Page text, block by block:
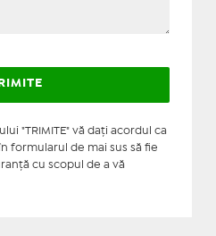
"TRIMITE" vă daţi acordul ca
formularul de mai sus să fie
cu scopul de a vă